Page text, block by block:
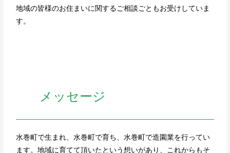
地域の皆様のお住まいに関するご相談ごともお受けしていま
す。
メッセージ
水巻町で生まれ、水巻町で育ち、水巻町で造園業を行ってい
ます。地域に育てて頂いたという想いがあり、これからもそ